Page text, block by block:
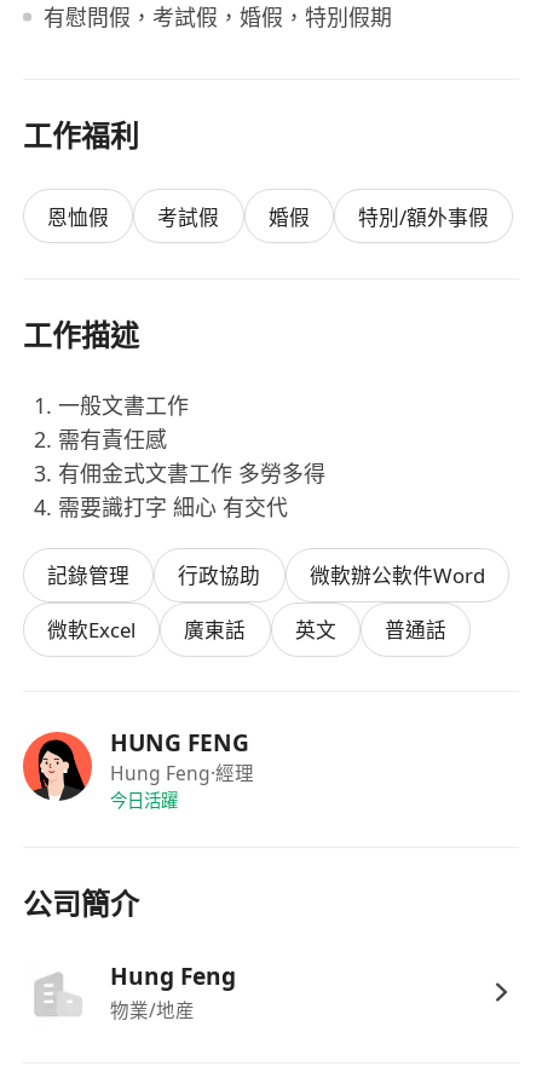
有慰問假，考試假，婚假，特別假期
工作福利
恩恤假 考試假 婚假 特別/額外事假
工作描述
一般文書工作
需有責任感
有佣金式文書工作 多勞多得
需要識打字 細心 有交代
記錄管理 行政協助
微軟辦公軟件Word
微軟Excel
廣東話 英文 普通話
HUNG FENG
Hung Feng·經理
今日活躍
公司簡介
Hung Feng
物業/地産